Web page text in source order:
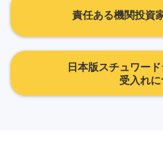
責任ある機関投資
日本版スチュワー
受入れ